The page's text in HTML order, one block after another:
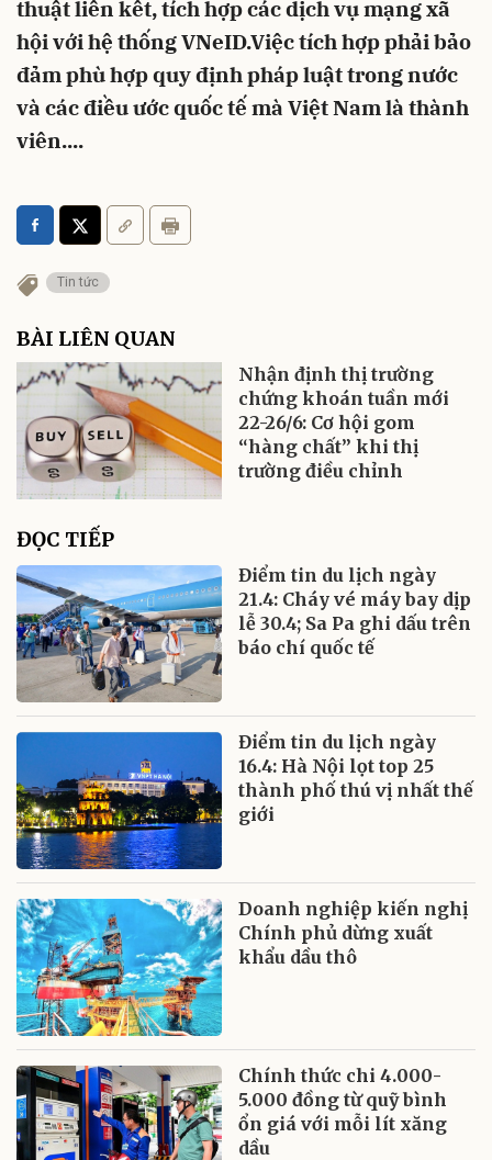
thuật liên kết, tích hợp các dịch vụ mạng xã
hội với hệ thống VNeID.Việc tích hợp phải bảo
đảm phù hợp quy định pháp luật trong nước
và các điều ước quốc tế mà Việt Nam là thành
viên....
Tin tức
BÀI LIÊN QUAN
Nhận định thị trường
chứng khoán tuần mới
22-26/6: Cơ hội gom
“hàng chất” khi thị
trường điều chỉnh
ĐỌC TIẾP
Điểm tin du lịch ngày
21.4: Cháy vé máy bay dịp
lễ 30.4; Sa Pa ghi dấu trên
báo chí quốc tế
Điểm tin du lịch ngày
16.4: Hà Nội lọt top 25
thành phố thú vị nhất thế
giới
Doanh nghiệp kiến nghị
Chính phủ dừng xuất
khẩu dầu thô
Chính thức chi 4.000-
5.000 đồng từ quỹ bình
ổn giá với mỗi lít xăng
dầu